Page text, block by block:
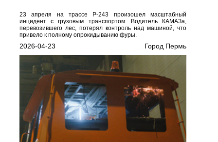
23 апреля на трассе Р-243 произошел масштабный
инцидент с грузовым транспортом. Водитель КАМАЗа,
перевозившего лес, потерял контроль над машиной, что
привело к полному опрокидыванию фуры.
2026-04-23 Город Пермь